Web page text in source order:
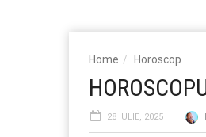
Home Horoscop
28 IULIE, 2025